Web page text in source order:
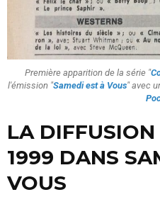
Première apparition de la série "
l'émission "Samedi est à Vous" avec
LA DIFFUSION
1999 DANS
VOUS